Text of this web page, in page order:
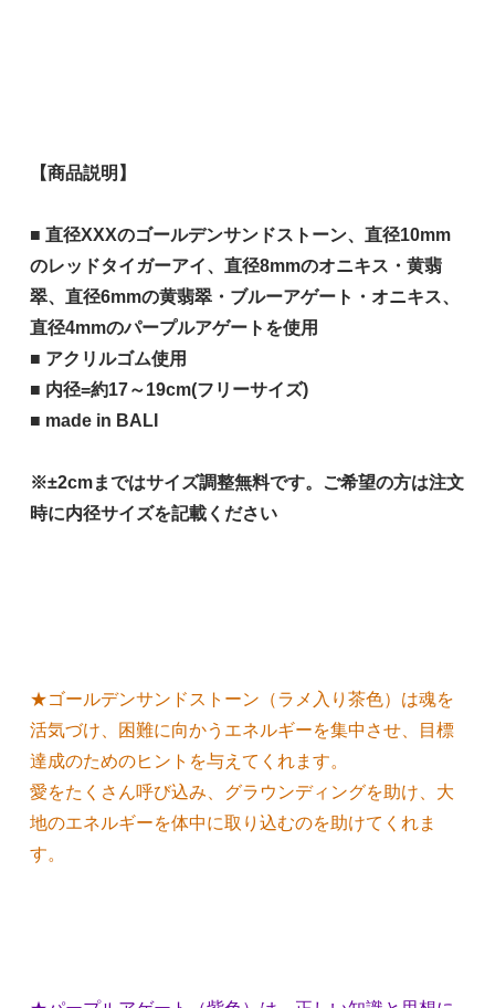
【商品説明】
■ 直径XXXのゴールデンサンドストーン、直径10mm
のレッドタイガーアイ、直径8mmのオニキス・黄翡
翠、直径6mmの黄翡翠・ブルーアゲート・オニキス、
直径4mmのパープルアゲートを使用
■ アクリルゴム使用
■ 内径=約17～19cm(フリーサイズ)
■ made in BALI
※±2cmまではサイズ調整無料です。ご希望の方は注文
時に内径サイズを記載ください
★ゴールデンサンドストーン（ラメ入り茶色）は魂を
活気づけ、困難に向かうエネルギーを集中させ、目標
達成のためのヒントを与えてくれます。
愛をたくさん呼び込み、グラウンディングを助け、大
地のエネルギーを体中に取り込むのを助けてくれま
す。